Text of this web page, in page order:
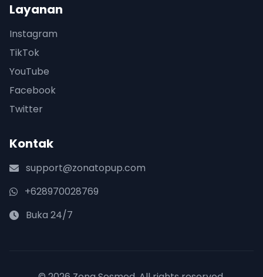
Layanan
Instagram
TikTok
YouTube
Facebook
Twitter
Kontak
support@zonatopup.com
+628970028769
Buka 24/7